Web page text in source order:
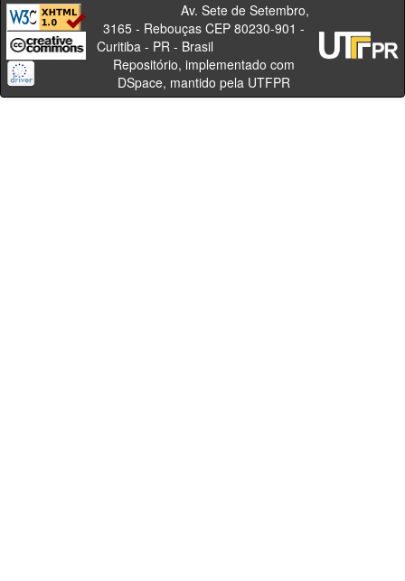
Av. Sete de Setembro,
3165 - Rebouças CEP 80230-901 -
Curitiba - PR - Brasil
Repositório, implementado com
DSpace, mantido pela UTFPR